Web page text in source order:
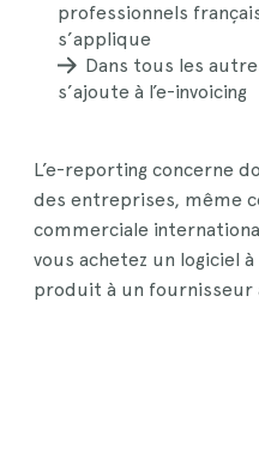
professionnels
s’applique
Dans tous les
s’ajoute à l’e-invoicing
L’e-reporting concerne
des entreprises, même
commerciale
vous achetez un logiciel
produit à un fournisseur